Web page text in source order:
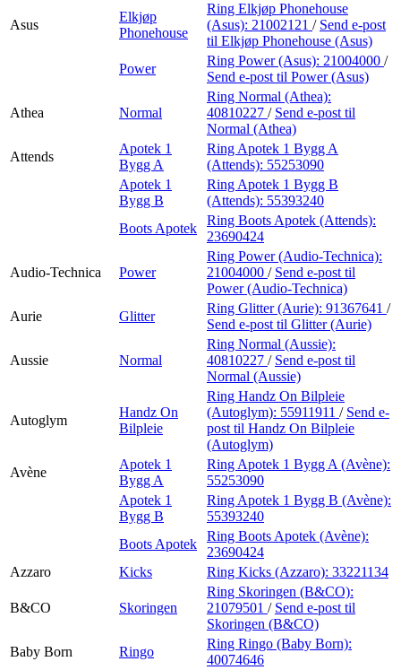
Asus
Elkjøp
Phonehouse
Ring Elkjøp Phonehouse
(Asus): 21002121 / Send e-post
til Elkjøp Phonehouse (Asus)
Power
Ring Power (Asus): 21004000 /
Send e-post til Power (Asus)
Athea Normal
Ring Normal (Athea):
40810227 / Send e-post til
Normal (Athea)
Attends
Apotek 1
Bygg A
Ring Apotek 1 Bygg A
(Attends): 55253090
Apotek 1
Bygg B
Ring Apotek 1 Bygg B
(Attends): 55393240
Boots Apotek
Ring Boots Apotek (Attends):
23690424
Audio-Technica Power
Ring Power (Audio-Technica):
21004000 / Send e-post til
Power (Audio-Technica)
Aurie
Glitter
Ring Glitter (Aurie): 91367641 /
Send e-post til Glitter (Aurie)
Aussie Normal
Ring Normal (Aussie):
40810227 / Send e-post til
Normal (Aussie)
Autoglym
Handz On
Bilpleie
Ring Handz On Bilpleie
(Autoglym): 55911911 / Send e-
post til Handz On Bilpleie
(Autoglym)
Avène
Apotek 1
Bygg A
Ring Apotek 1 Bygg A (Avène):
55253090
Apotek 1
Bygg B
Ring Apotek 1 Bygg B (Avène):
55393240
Boots Apotek
Ring Boots Apotek (Avène):
23690424
Azzaro
Kicks Ring Kicks (Azzaro): 33221134
B&CO Skoringen
Ring Skoringen (B&CO):
21079501 / Send e-post til
Skoringen (B&CO)
Baby Born
Ringo
Ring Ringo (Baby Born):
40074646